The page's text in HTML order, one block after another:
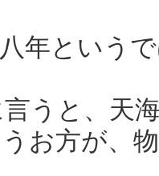
八年という
うと、天
うお方が、